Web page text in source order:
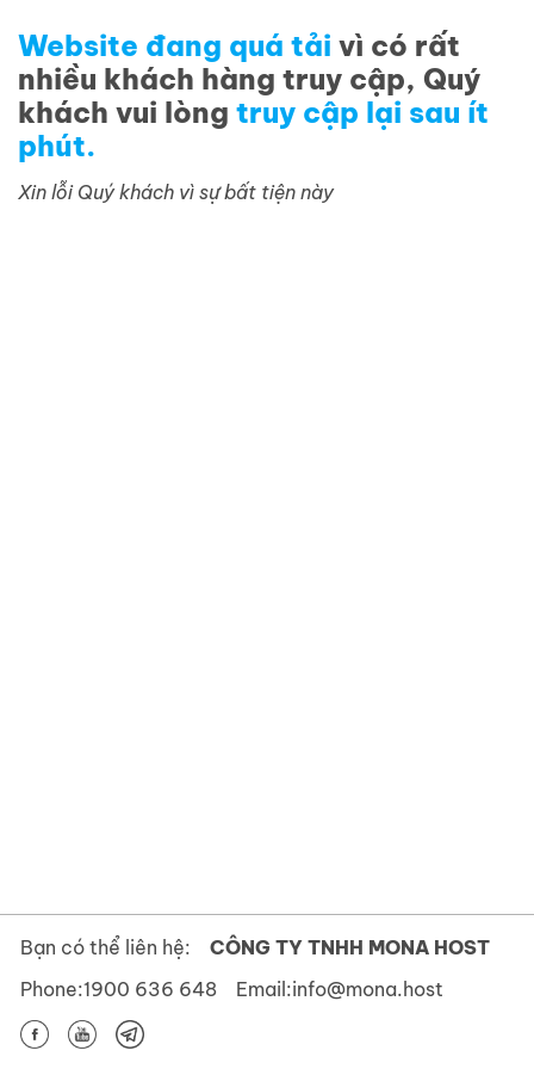
Website đang quá tải vì có rất
nhiều khách hàng truy cập, Quý
khách vui lòng truy cập lại sau ít
phút.
Xin lỗi Quý khách vì sự bất tiện này
Bạn có thể liên hệ:
CÔNG TY TNHH MONA HOST
Phone:1900 636 648 Email:info@mona.host